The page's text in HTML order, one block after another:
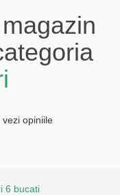
opiniile
6 bucati